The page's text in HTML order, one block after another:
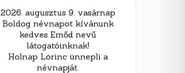
2026. augusztus 9. vasárnap
Boldog névnapot kívánunk
kedves Emőd nevű
látogatóinknak!
Holnap Lörinc ünnepli a
névnapját.